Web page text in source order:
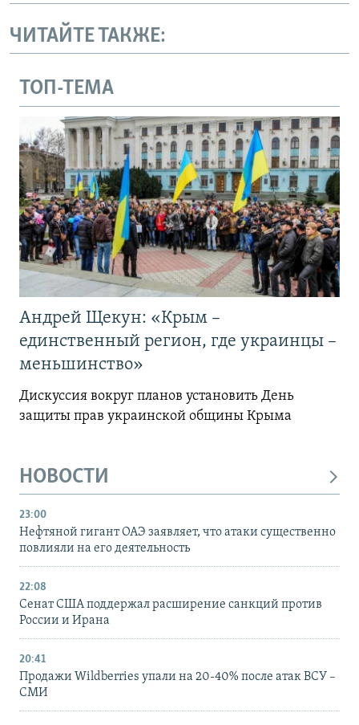
ЧИТАЙТЕ ТАКЖЕ:
ТОП-ТЕМА
Андрей Щекун: «Крым –
единственный регион, где украинцы –
меньшинство»
Дискуссия вокруг планов установить День
защиты прав украинской общины Крыма
НОВОСТИ
23:00
Нефтяной гигант ОАЭ заявляет, что атаки существенно
повлияли на его деятельность
22:08
Сенат США поддержал расширение санкций против
России и Ирана
20:41
Продажи Wildberries упали на 20-40% после атак ВСУ –
СМИ